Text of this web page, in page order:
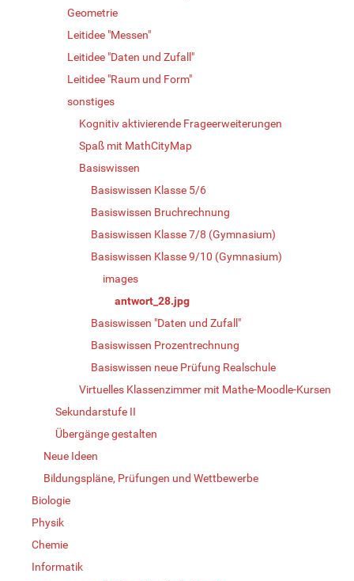
Geometrie
Leitidee "Messen"
Leitidee "Daten und Zufall"
Leitidee "Raum und Form"
sonstiges
Kognitiv aktivierende Frageerweiterungen
Spaß mit MathCityMap
Basiswissen
Basiswissen Klasse 5/6
Basiswissen Bruchrechnung
Basiswissen Klasse 7/8 (Gymnasium)
Basiswissen Klasse 9/10 (Gymnasium)
images
antwort_28.jpg
Basiswissen "Daten und Zufall"
Basiswissen Prozentrechnung
Basiswissen neue Prüfung Realschule
Virtuelles Klassenzimmer mit Mathe-Moodle-Kursen
Sekundarstufe II
Übergänge gestalten
Neue Ideen
Bildungspläne, Prüfungen und Wettbewerbe
Biologie
Physik
Chemie
Informatik